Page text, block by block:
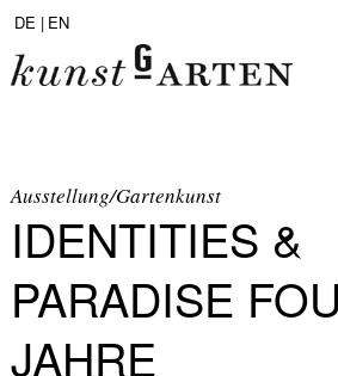
DE | EN
ABOUT
SAMMLUNG
Ausstellung/Gartenkunst
IDENTITIES &
PARADISE
JAHRE